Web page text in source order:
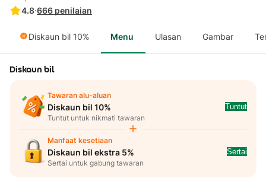
4.8·666 penilaian
Diskaun bil 10% Menu Ulasan Gambar
Diskaun bil
Tawaran alu-aluan
Diskaun bil 10%
Tuntut untuk nikmati tawaran
Tuntut
Manfaat kesetiaan
Diskaun bil ekstra 5%
Sertai untuk gabung tawaran
Sertai